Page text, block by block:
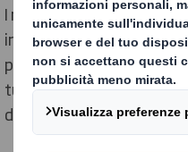
I rifiuti e l’inquinamento
inevitabili, ma la diretta
progettiamo le cose.
tutti i prodotti, infatti,
design.